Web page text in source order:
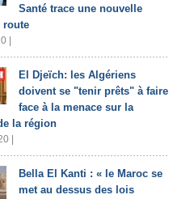
Santé trace une nouvelle
route
|
El Djeïch: les Algériens
doivent se "tenir prêts" à faire
face à la menace sur la
la région
|
Bella El Kanti : « le Maroc se
met au dessus des lois